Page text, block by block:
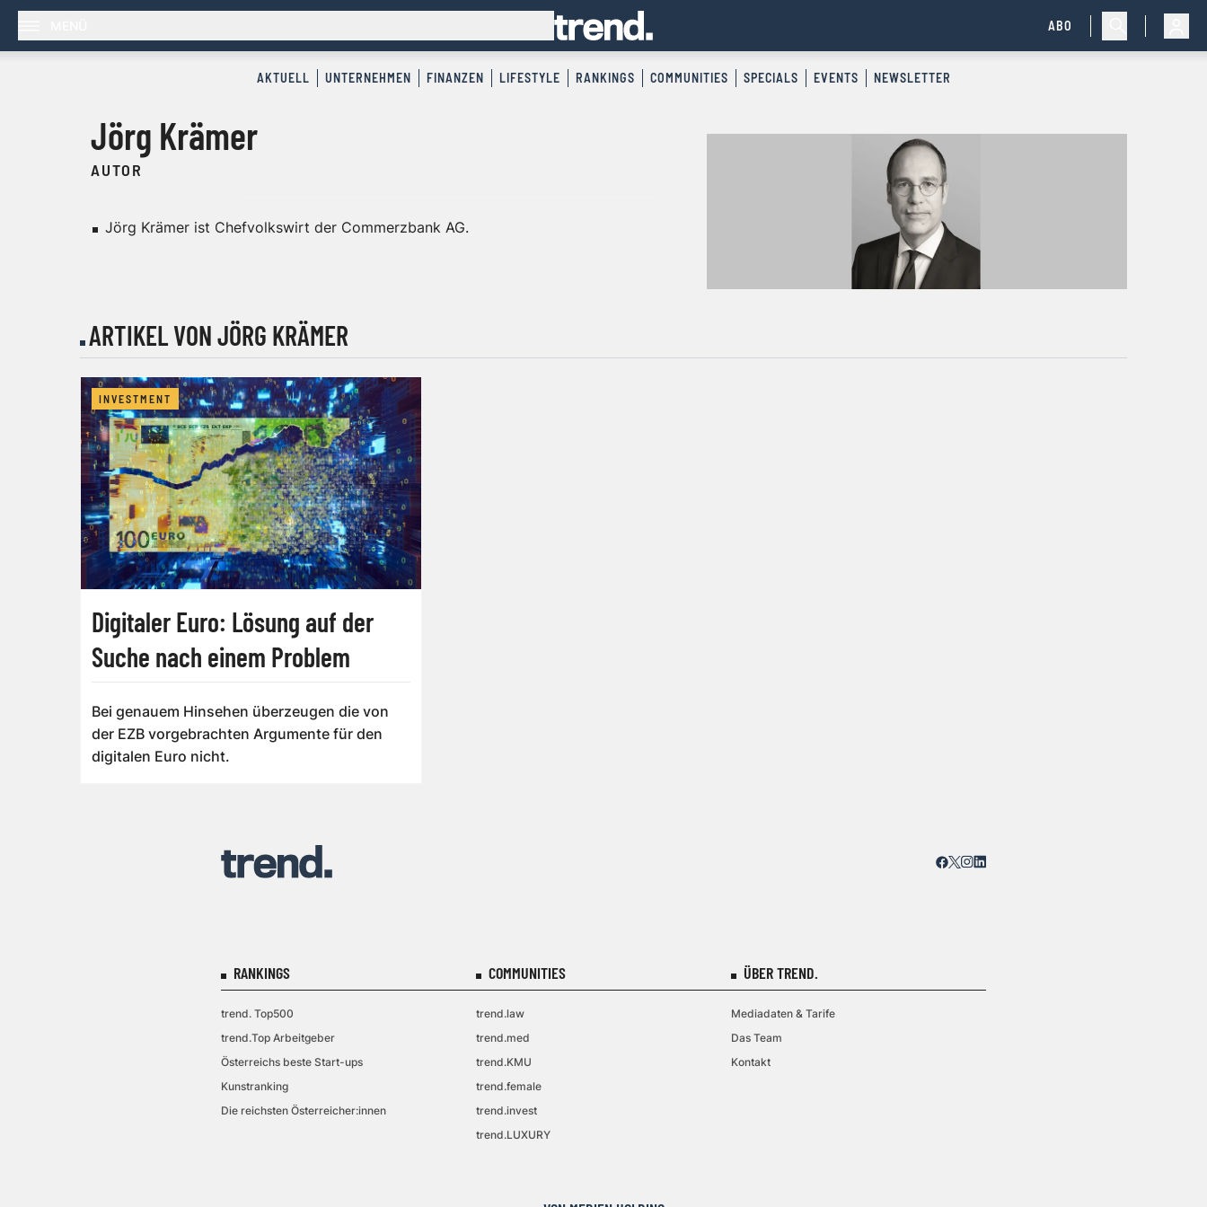
ABO
AKTUELL UNTERNEHMEN FINANZEN LIFESTYLE RANKINGS COMMUNITIES SPECIALS EVENTS NEWSLETTER
Jörg Krämer
AUTOR
Jörg Krämer ist Chefvolkswirt der Commerzbank AG.
ARTIKEL VON JÖRG KRÄMER
INVESTMENT
Digitaler Euro: Lösung auf der
Suche nach einem Problem
Bei genauem Hinsehen überzeugen die von
der EZB vorgebrachten Argumente für den
digitalen Euro nicht.
RANKINGS
trend. Top500
trend.Top Arbeitgeber
Österreichs beste Start-ups
Kunstranking
Die reichsten Österreicher:innen
COMMUNITIES
trend.law
trend.med
trend.KMU
trend.female
trend.invest
trend.LUXURY
ÜBER TREND.
Mediadaten & Tarife
Das Team
Kontakt